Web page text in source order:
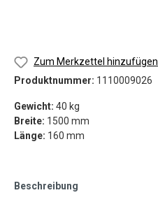
Zum Merkzettel hinzufügen
Produktnummer: 1110009026
Gewicht: 40 kg
Breite: 1500 mm
Länge: 160 mm
Beschreibung